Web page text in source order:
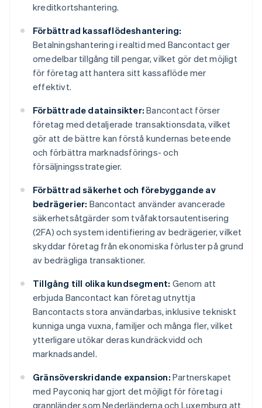
kreditkortshantering.
Förbättrad kassaflödeshantering:
Betalningshantering i realtid med Bancontact ger
omedelbar tillgång till pengar, vilket gör det möjligt
för företag att hantera sitt kassaflöde mer
effektivt.
Förbättrade datainsikter: Bancontact förser
företag med detaljerade transaktionsdata, vilket
gör att de bättre kan förstå kundernas beteende
och förbättra marknadsförings- och
försäljningsstrategier.
Förbättrad säkerhet och förebyggande av
bedrägerier: Bancontact använder avancerade
säkerhetsåtgärder som tvåfaktorsautentisering
(2FA) och system identifiering av bedrägerier, vilket
skyddar företag från ekonomiska förluster på grund
av bedrägliga transaktioner.
Tillgång till olika kundsegment: Genom att
erbjuda Bancontact kan företag utnyttja
Bancontacts stora användarbas, inklusive tekniskt
kunniga unga vuxna, familjer och många fler, vilket
ytterligare utökar deras kundräckvidd och
marknadsandel.
Gränsöverskridande expansion: Partnerskapet
med Payconiq har gjort det möjligt för företag i
grannländer som Nederländerna och Luxemburg att